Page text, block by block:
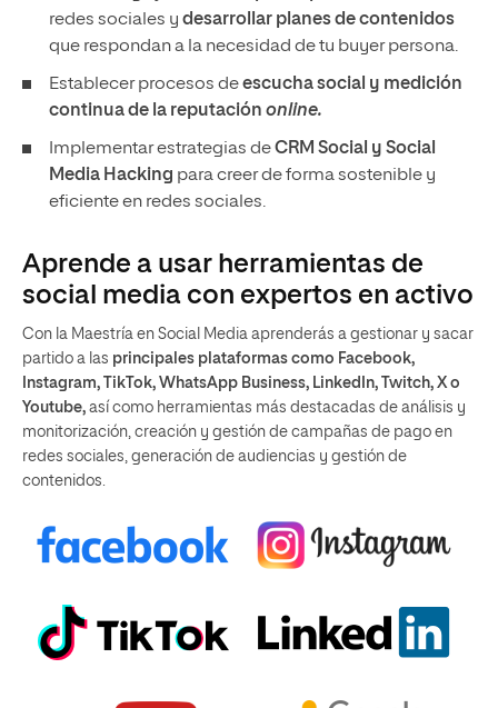
redes sociales y desarrollar planes de contenidos
que respondan a la necesidad de tu buyer persona.
Establecer procesos deescucha social y medición
continua de la reputación online.
Implementar estrategias deCRM Social y Social
Media Hacking para creer de forma sostenible y
eficiente en redes sociales.
Aprende a usar herramientas de
social media con expertos en activo
Con la Maestría en Social Media aprenderás a gestionar y sacar
partido a las principales plataformas como Facebook,
Instagram, TikTok, WhatsApp Business, LinkedIn, Twitch, X o
Youtube, así como herramientas más destacadas de análisis y
monitorización, creación y gestión de campañas de pago en
redes sociales, generación de audiencias y gestión de
contenidos.